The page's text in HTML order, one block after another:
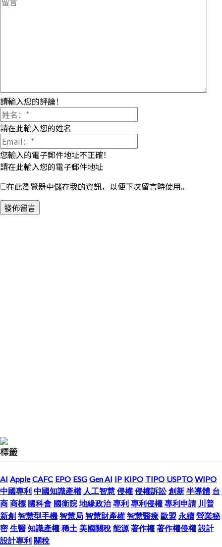
請輸入您的評論！
請在此輸入您的姓名
您輸入的電子郵件地址不正確！
請在此輸入您的電子郵件地址
在此瀏覽器中儲存我的資訊，以便下次留言時使用。
標籤
AI Apple CAFC EPO ESG Gen AI IP KIPO TIPO USPTO WIPO
中國專利 中國知識產權 人工智慧 侵權 侵權訴訟 創新 半導體 台
商 商標 國科會 國衛院 地緣政治 專利 專利侵權 專利申請 川普
新創 智慧型手機 智慧局 智慧財產權 智慧醫療 歐盟 永續 營業秘
密 生醫 知識產權 稀土 美國關稅 能源 著作權 著作權侵權 設計
設計專利 關稅